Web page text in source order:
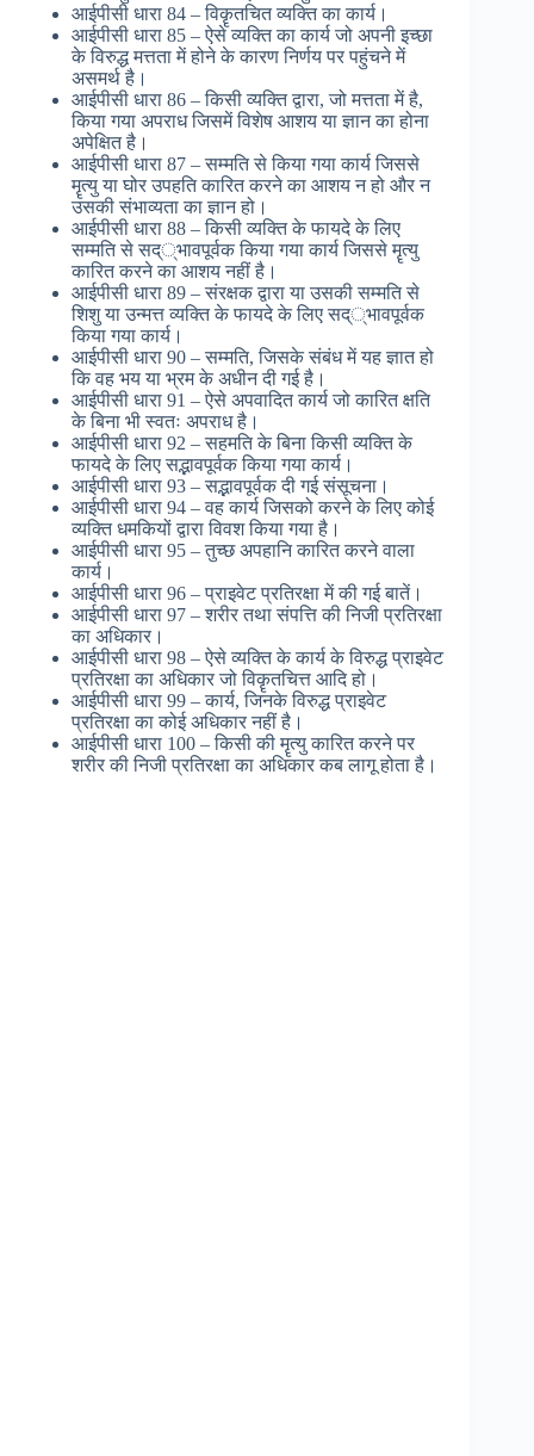
आईपीसी धारा 84 – विकॄतचित व्यक्ति का कार्य।
आईपीसी धारा 85 – ऐसे व्यक्ति का कार्य जो अपनी इच्छा
के विरुद्ध मत्तता में होने के कारण निर्णय पर पहुंचने में
असमर्थ है।
आईपीसी धारा 86 – किसी व्यक्ति द्वारा, जो मत्तता में है,
किया गया अपराध जिसमें विशेष आशय या ज्ञान का होना
अपेक्षित है।
आईपीसी धारा 87 – सम्मति से किया गया कार्य जिससे
मॄत्यु या घोर उपहति कारित करने का आशय न हो और न
उसकी संभाव्यता का ज्ञान हो।
आईपीसी धारा 88 – किसी व्यक्ति के फायदे के लिए
सम्मति से सद््भावपूर्वक किया गया कार्य जिससे मॄत्यु
कारित करने का आशय नहीं है।
आईपीसी धारा 89 – संरक्षक द्वारा या उसकी सम्मति से
शिशु या उन्मत्त व्यक्ति के फायदे के लिए सद््भावपूर्वक
किया गया कार्य।
आईपीसी धारा 90 – सम्मति, जिसके संबंध में यह ज्ञात हो
कि वह भय या भ्रम के अधीन दी गई है।
आईपीसी धारा 91 – ऐसे अपवादित कार्य जो कारित क्षति
के बिना भी स्वतः अपराध है।
आईपीसी धारा 92 – सहमति के बिना किसी व्यक्ति के
फायदे के लिए सद्भावपूर्वक किया गया कार्य।
आईपीसी धारा 93 – सद्भावपूर्वक दी गई संसूचना।
आईपीसी धारा 94 – वह कार्य जिसको करने के लिए कोई
व्यक्ति धमकियों द्वारा विवश किया गया है।
आईपीसी धारा 95 – तुच्छ अपहानि कारित करने वाला
कार्य।
आईपीसी धारा 96 – प्राइवेट प्रतिरक्षा में की गई बातें।
आईपीसी धारा 97 – शरीर तथा संपत्ति की निजी प्रतिरक्षा
का अधिकार।
आईपीसी धारा 98 – ऐसे व्यक्ति के कार्य के विरुद्ध प्राइवेट
प्रतिरक्षा का अधिकार जो विकॄतचित्त आदि हो।
आईपीसी धारा 99 – कार्य, जिनके विरुद्ध प्राइवेट
प्रतिरक्षा का कोई अधिकार नहीं है।
आईपीसी धारा 100 – किसी की मॄत्यु कारित करने पर
शरीर की निजी प्रतिरक्षा का अधिकार कब लागू होता है।